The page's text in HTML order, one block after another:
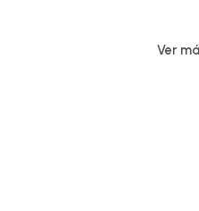
Ver